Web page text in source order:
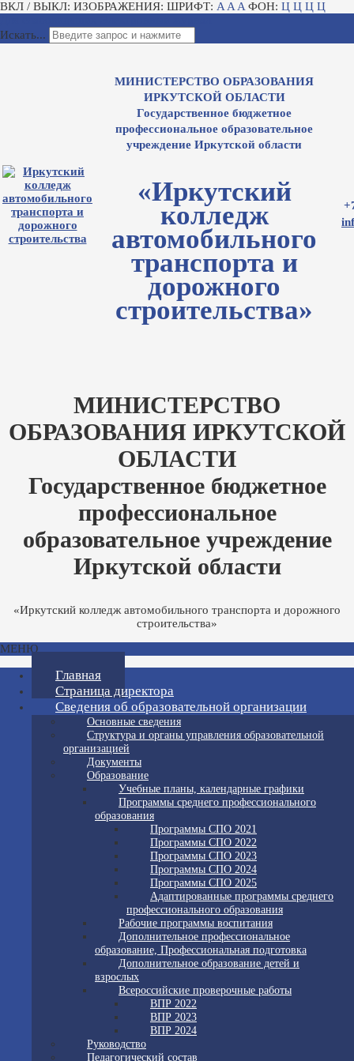
ВКЛ / ВЫКЛ: ИЗОБРАЖЕНИЯ: ШРИФТ: A A A ФОН: Ц Ц Ц Ц
Искать...
МИНИСТЕРСТВО ОБРАЗОВАНИЯ
ИРКУТСКОЙ ОБЛАСТИ
Государственное бюджетное
профессиональное образовательное
учреждение Иркутской области
«Иркутский
колледж
автомобильного
транспорта и
дорожного
строительства»
МИНИСТЕРСТВО
ОБРАЗОВАНИЯ ИРКУТСКОЙ
ОБЛАСТИ
Государственное бюджетное
профессиональное
образовательное учреждение
Иркутской области
«Иркутский колледж автомобильного транспорта и дорожного
строительства»
МЕНЮ
Главная
Страница директора
Сведения об образовательной организации
Основные сведения
Структура и органы управления образовательной
организацией
Документы
Образование
Учебные планы, календарные графики
Программы среднего профессионального
образования
Программы СПО 2021
Программы СПО 2022
Программы СПО 2023
Программы СПО 2024
Программы СПО 2025
Адаптированные программы среднего
профессионального образования
Рабочие программы воспитания
Дополнительное профессиональное
образование, Профессиональная подготовка
Дополнительное образование детей и
взрослых
Всероссийские проверочные работы
ВПР 2022
ВПР 2023
ВПР 2024
Руководство
Педагогический состав